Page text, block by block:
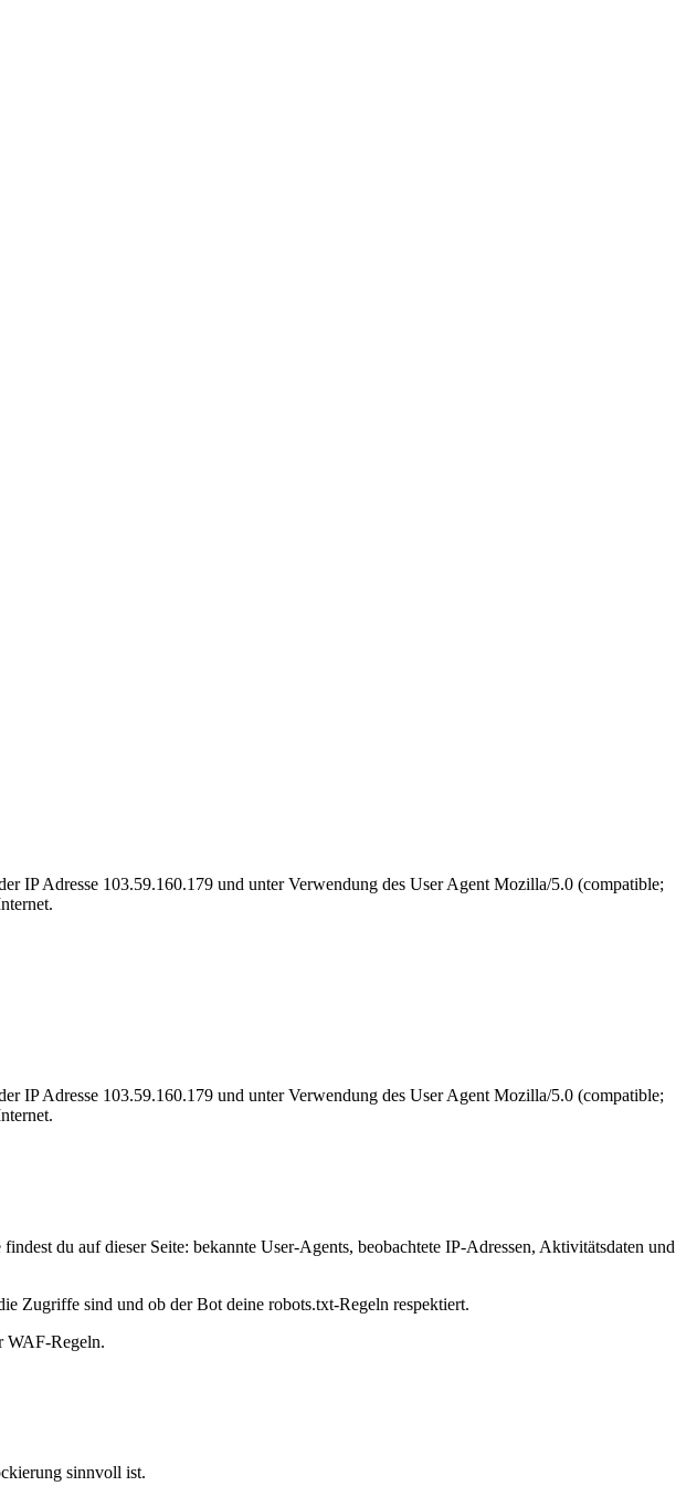
IP Adresse 103.59.160.179 und unter Verwendung des User Agent Mozilla/5.0 (compatible;
IP Adresse 103.59.160.179 und unter Verwendung des User Agent Mozilla/5.0 (compatible;
du auf dieser Seite: bekannte User-Agents, beobachtete IP-Adressen, Aktivitätsdaten und
Zugriffe sind und ob der Bot deine robots.txt-Regeln respektiert.
WAF-Regeln.
sinnvoll ist.